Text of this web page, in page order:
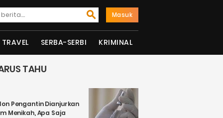
Masuk
TRAVEL SERBA-SERBI KRIMINAL
TAHU
Pengantin Dianjurkan
Menikah, Apa Saja